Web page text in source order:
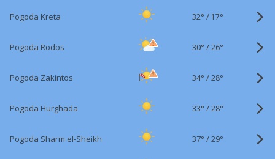
Pogoda Kreta 32° / 17°
Pogoda Rodos 30° /26°
Pogoda Zakintos 34° /28°
Pogoda Hurghada 33° /28°
Pogoda Sharm el-Sheikh 37° /29°